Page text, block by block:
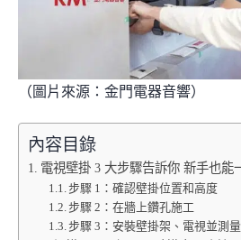
（圖片來源： 金門電器音響）
內容目錄
電視壁掛 3 大步驟告訴你 新手也能
步驟 1：確認壁掛位置和高度
步驟 2：在牆上鑽孔施工
步驟 3：安裝壁掛架、電視並測